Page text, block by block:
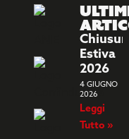
Chiusura
Estiva
2026
4 GIUGNO
2026
Leggi
Tutto »